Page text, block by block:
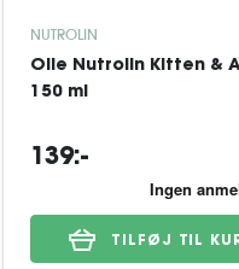
NUTROLIN
Olie Nutrolin Kitten &
150 ml
139:-
TILFØJ TIL